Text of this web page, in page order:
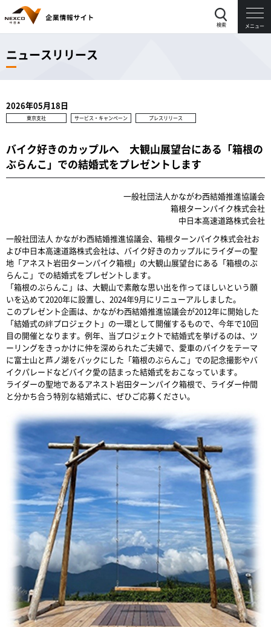
検索 メニュー
ニュースリリース
2026年05月18日
東京支社 サービス・キャンペーン プレスリリース
バイク好きのカップルへ 大観山展望台にある「箱根の
ぶらんこ」での結婚式をプレゼントします
一般社団法人かながわ西結婚推進協議会
箱根ターンパイク株式会社
中日本高速道路株式会社
一般社団法人 かながわ西結婚推進協議会、箱根ターンパイク株式会社お
よび中日本高速道路株式会社は、バイク好きのカップルにライダーの聖
地「アネスト岩田ターンパイク箱根」の大観山展望台にある「箱根のぶ
らんこ」での結婚式をプレゼントします。
「箱根のぶらんこ」は、大観山で素敵な思い出を作ってほしいという願
いを込めて2020年に設置し、2024年9月にリニューアルしました。
このプレゼント企画は、かながわ西結婚推進協議会が2012年に開始した
「結婚式の絆プロジェクト」の一環として開催するもので、今年で10回
目の開催となります。例年、当プロジェクトで結婚式を挙げるのは、ツ
ーリングをきっかけに仲を深められたご夫婦で、愛車のバイクをテーマ
に富士山と芦ノ湖をバックにした「箱根のぶらんこ」での記念撮影やバ
イクパレードなどバイク愛の詰まった結婚式をおこなっています。
ライダーの聖地であるアネスト岩田ターンパイク箱根で、ライダー仲間
と分かち合う特別な結婚式に、ぜひご応募ください。